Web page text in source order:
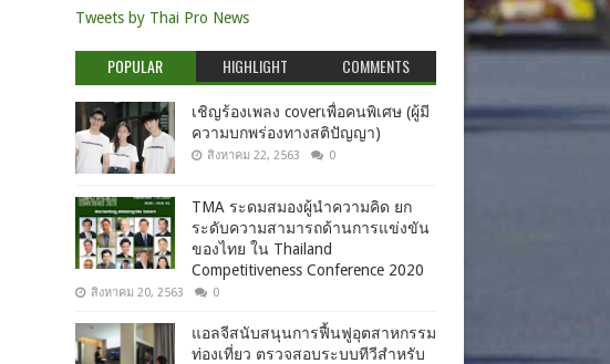
Tweets by Thai Pro News
POPULAR HIGHLIGHT COMMENTS
เชิญร้องเพลง coverเพื่อคนพิเศษ (ผู้มี
ความบกพร่องทางสติปัญญา)
สิงหาคม 22, 2563 0
TMA ระดมสมองผู้นำความคิด ยก
ระดับความสามารถด้านการแข่งขัน
ของไทย ใน Thailand
Competitiveness Conference 2020
สิงหาคม 20, 2563 0
แอลจีสนับสนุนการฟื้นฟูอุตสาหกรรม
ท่องเที่ยว ตรวจสอบระบบทีวีสำหรับ